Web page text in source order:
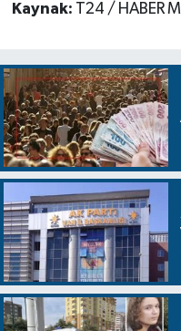
Kaynak: T24 / HABER